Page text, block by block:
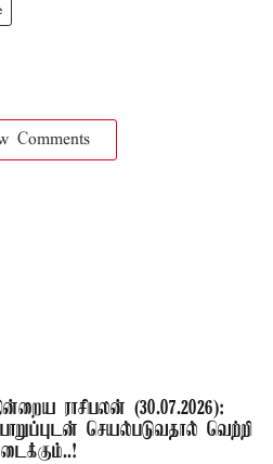
Comments
ராசிபலன் (30.07.2026):
செயல்படுவதால் வெற்றி